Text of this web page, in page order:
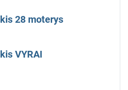
28 moterys
VYRAI